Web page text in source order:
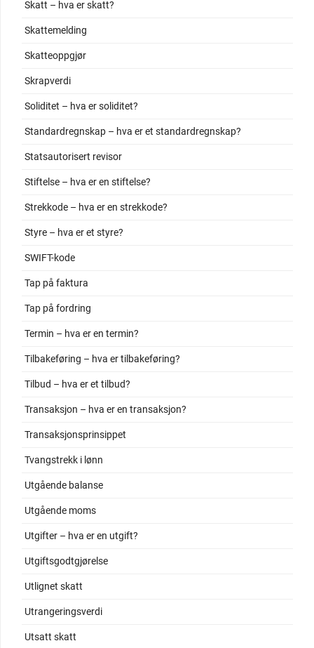
Skatt – hva er skatt?
Skattemelding
Skatteoppgjør
Skrapverdi
Soliditet – hva er soliditet?
Standardregnskap – hva er et standardregnskap?
Statsautorisert revisor
Stiftelse – hva er en stiftelse?
Strekkode – hva er en strekkode?
Styre – hva er et styre?
SWIFT-kode
Tap på faktura
Tap på fordring
Termin – hva er en termin?
Tilbakeføring – hva er tilbakeføring?
Tilbud – hva er et tilbud?
Transaksjon – hva er en transaksjon?
Transaksjonsprinsippet
Tvangstrekk i lønn
Utgående balanse
Utgående moms
Utgifter – hva er en utgift?
Utgiftsgodtgjørelse
Utlignet skatt
Utrangeringsverdi
Utsatt skatt